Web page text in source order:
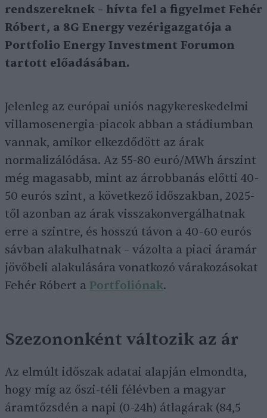
rendszereknek – hívta fel a figyelmet Fehér
Róbert, a 8G Energy vezérigazgatója a
Portfolio Energy Investment Forumon
tartott előadásában.
Jelenleg az európai uniós nagykereskedelmi
villamosenergia-piacok abban a stádiumban
vannak, amikor elkezdődött az árak
normalizálódása. Az 55-80 euró/MWh árszint
még magasabb, mint az árrobbanás előtti 40-
50 eurós szint, a következő időszakban, 2025-
től azonban az árak visszakonvergálhatnak
erre a szintre, és hosszú távon a 40-60 eurós
sávban alakulhatnak – vázolta a piaci áramár
jövőbeli alakulására vonatkozó várakozásokat
Fehér Róbert a Portfoliónak.
Szezononként változik az ár
Az elmúlt időszak adatai alapján elmondta,
hogy míg az őszi-téli félévben a magyar
áramtőzsdén a napi (0-24h) átlagárak (84,5